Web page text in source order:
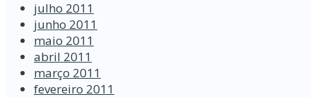
julho 2011
junho 2011
maio 2011
abril 2011
março 2011
fevereiro 2011